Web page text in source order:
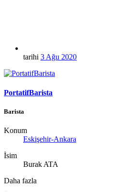
tarihi 3 Ağu 2020
PortatifBarista
Barista
Konum
Eskişehir-Ankara
İsim
Burak ATA
Daha fazla